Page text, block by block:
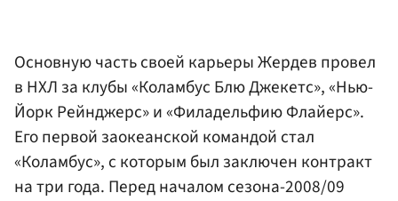
Основную часть своей карьеры Жердев провел
в НХЛ за клубы «Коламбус Блю Джекетс», «Нью-
Йорк Рейнджерс» и «Филадельфию Флайерс».
Его первой заокеанской командой стал
«Коламбус», с которым был заключен контракт
на три года. Перед началом сезона-2008/09